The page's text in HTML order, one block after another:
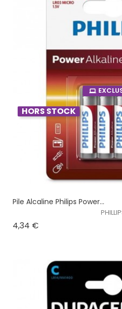
HORS STOCK
Pile Alcaline Philips Power...
4,34 €